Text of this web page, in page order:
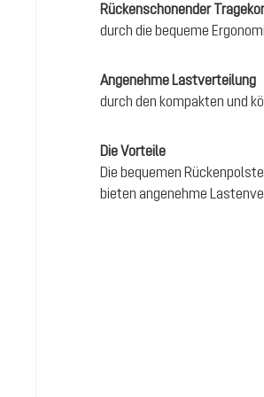
Rückenschonender
durch die bequeme
Angenehme Lastverteilung
durch den kompakten und
Die Vorteile
Die bequemen
bieten angenehme